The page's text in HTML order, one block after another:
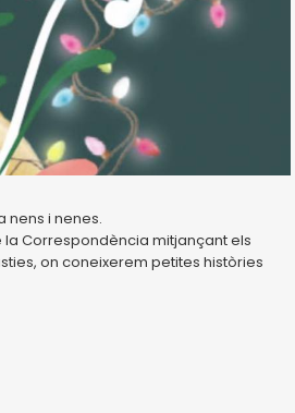
a nens i nenes.
la Correspondència mitjançant els
on coneixerem petites històries